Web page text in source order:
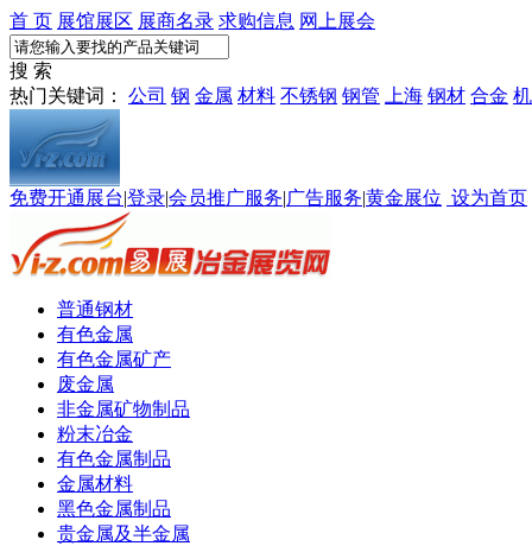
首 页 展馆展区 展商名录 求购信息 网上展会
搜 索
热门关键词： 公司 钢 金属 材料 不锈钢 钢管 上海 钢材 合金
免费开通展台|登录|会员推广服务|广告服务|黄金展位 设为首页
普通钢材
有色金属
有色金属矿产
废金属
非金属矿物制品
粉末冶金
有色金属制品
金属材料
黑色金属制品
贵金属及半金属